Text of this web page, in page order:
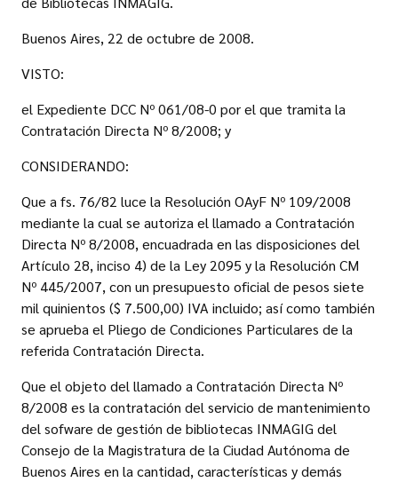
Buenos Aires, 22 de octubre de 2008.
VISTO:
el Expediente DCC Nº 061/08-0 por el que tramita la
Contratación Directa Nº 8/2008; y
CONSIDERANDO:
Que a fs. 76/82 luce la Resolución OAyF Nº 109/2008
mediante la cual se autoriza el llamado a Contratación
Directa Nº 8/2008, encuadrada en las disposiciones del
Artículo 28, inciso 4) de la Ley 2095 y la Resolución CM
Nº 445/2007, con un presupuesto oficial de pesos siete
mil quinientos ($ 7.500,00) IVA incluido; así como también
se aprueba el Pliego de Condiciones Particulares de la
referida Contratación Directa.
Que el objeto del llamado a Contratación Directa Nº
8/2008 es la contratación del servicio de mantenimiento
del sofware de gestión de bibliotecas INMAGIG del
Consejo de la Magistratura de la Ciudad Autónoma de
Buenos Aires en la cantidad, características y demás